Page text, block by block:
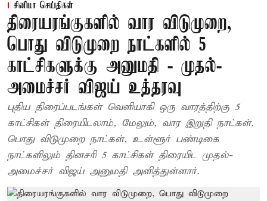
சினிமா செய்திகள்
திரையரங்குகளில் வார விடுமுறை,
பொது விடுமுறை நாட்களில் 5
காட்சிகளுக்கு அனுமதி - முதல்-
அமைச்சர் விஜய் உத்தரவு
புதிய திரைப்படங்கள் வெளியாகி ஒரு வாரத்திற்கு 5
காட்சிகள் திரையிடலாம், மேலும், வார இறுதி நாட்கள்,
பொது விடுமுறை நாட்கள், உள்ளூர் பண்டிகை
நாட்களிலும் தினசரி 5 காட்சிகள் திரையிட முதல்-
அமைச்சர் விஜய் அனுமதி அளித்துள்ளார்.